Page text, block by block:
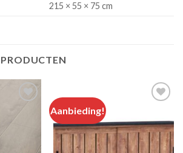
215 × 55 × 75 cm
PRODUCTEN
Aanbieding!
Add to
wishlist